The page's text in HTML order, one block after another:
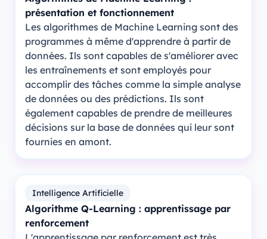
présentation et fonctionnement
Les algorithmes de Machine Learning sont des
programmes à même d'apprendre à partir de
données. Ils sont capables de s'améliorer avec
les entraînements et sont employés pour
accomplir des tâches comme la simple analyse
de données ou des prédictions. Ils sont
également capables de prendre de meilleures
décisions sur la base de données qui leur sont
fournies en amont.
Intelligence Artificielle
Algorithme Q-Learning : apprentissage par
renforcement